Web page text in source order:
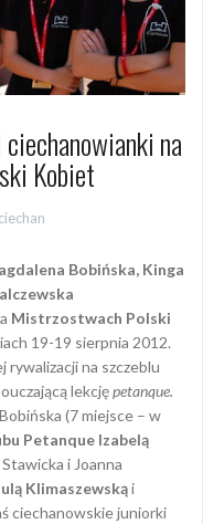
na
Kobiet
ciechan
Bobińska, Kinga
Mistrzostwach Polski
19-19 sierpnia 2012.
rywalizacji na szczeblu
lekcjępetanque.
(7 miejsce – w
Petanque Izabelą
i Joanna
Klimaszewskąi
ciechanowskie juniorki